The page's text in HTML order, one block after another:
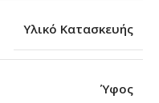
Υλικό Κατασκευής
Ύφος